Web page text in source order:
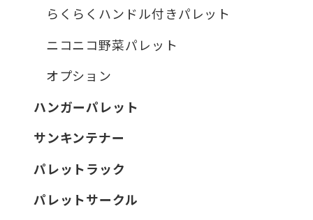
らくらくハンドル付きパレット
ニコニコ野菜パレット
オプション
ハンガーパレット
サンキンテナー
パレットラック
パレットサークル